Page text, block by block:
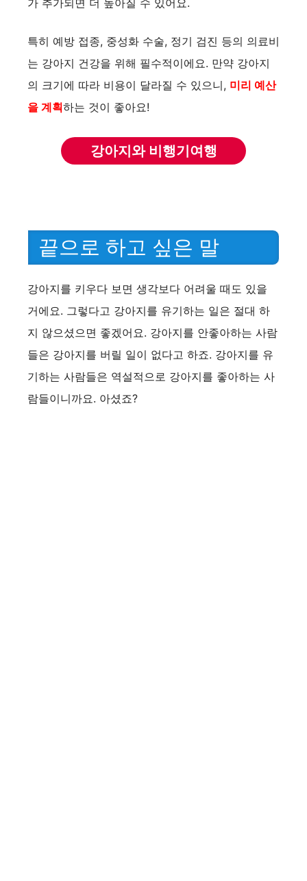
가 추가되면 더 높아질 수 있어요.
특히 예방 접종, 중성화 수술, 정기 검진 등의 의료비
는 강아지 건강을 위해 필수적이에요. 만약 강아지
의 크기에 따라 비용이 달라질 수 있으니, 미리 예산
을 계획하는 것이 좋아요!
강아지와 비행기여행
끝으로 하고 싶은 말
강아지를 키우다 보면 생각보다 어려울 때도 있을
거에요. 그렇다고 강아지를 유기하는 일은 절대 하
지 않으셨으면 좋겠어요. 강아지를 안좋아하는 사람
들은 강아지를 버릴 일이 없다고 하죠. 강아지를 유
기하는 사람들은 역설적으로 강아지를 좋아하는 사
람들이니까요. 아셨죠?